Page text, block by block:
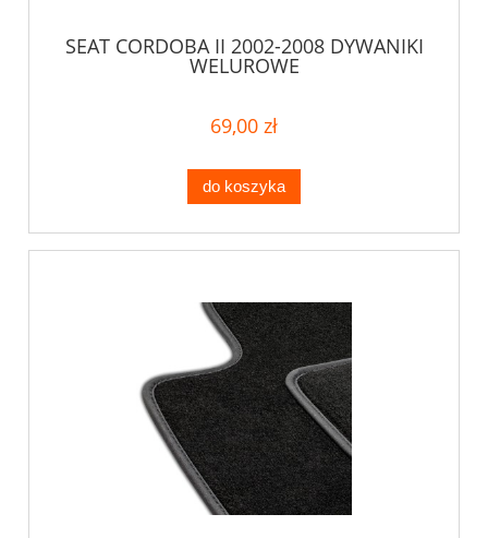
SEAT CORDOBA II 2002-2008 DYWANIKI
WELUROWE
69,00 zł
do koszyka